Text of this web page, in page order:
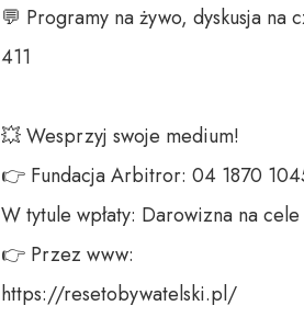
💬 Programy na żywo, dyskusja na
411
💥 Wesprzyj swoje medium!
👉 Fundacja Arbitror: 04 1870
W tytule wpłaty: Darowizna na
👉 Przez www:
https://resetobywatelski.pl/